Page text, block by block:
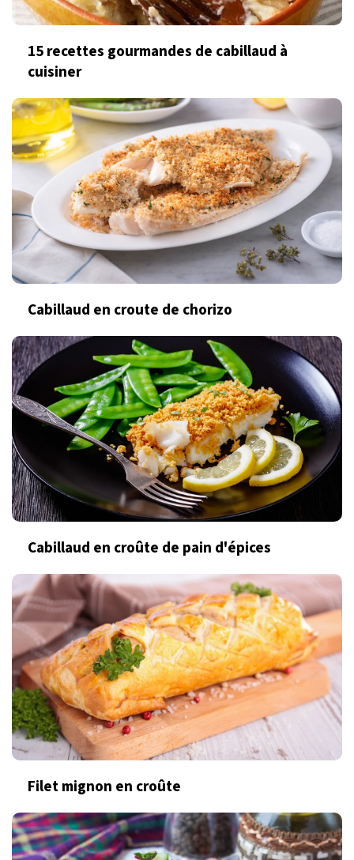
15 recettes gourmandes de cabillaud à
cuisiner
Cabillaud en croute de chorizo
Cabillaud en croûte de pain d'épices
Filet mignon en croûte